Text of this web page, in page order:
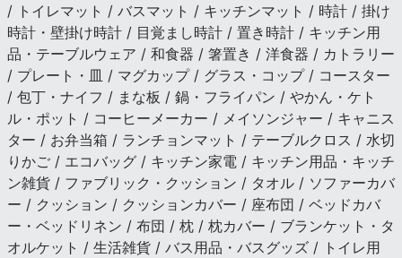
/ トイレマット / バスマット / キッチンマット / 時計 / 掛け
時計・壁掛け時計 / 目覚まし時計 / 置き時計 / キッチン用
品・テーブルウェア / 和食器 / 箸置き / 洋食器 / カトラリー
/ プレート・皿 / マグカップ / グラス・コップ / コースター
/ 包丁・ナイフ / まな板 / 鍋・フライパン / やかん・ケト
ル・ポット / コーヒーメーカー / メイソンジャー / キャニス
ター / お弁当箱 / ランチョンマット / テーブルクロス / 水切
りかご / エコバッグ / キッチン家電 / キッチン用品・キッチ
ン雑貨 / ファブリック・クッション / タオル / ソファーカバ
ー / クッション / クッションカバー / 座布団 / ベッドカバ
ー・ベッドリネン / 布団 / 枕 / 枕カバー / ブランケット・タ
オルケット / 生活雑貨 / バス用品・バスグッズ / トイレ用